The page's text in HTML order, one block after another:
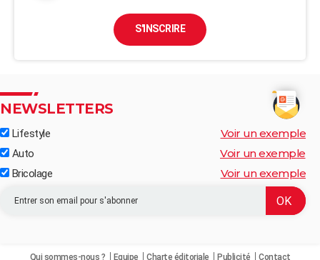
S'INSCRIRE
NEWSLETTERS
Lifestyle Voir un exemple
Auto Voir un exemple
Bricolage Voir un exemple
Qui sommes-nous ? Equipe Charte éditoriale Publicité Contact